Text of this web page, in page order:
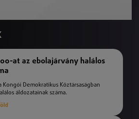
at az ebolajárvány halálos
Kongói Demokratikus Köztársaságban
áldozatainak száma.